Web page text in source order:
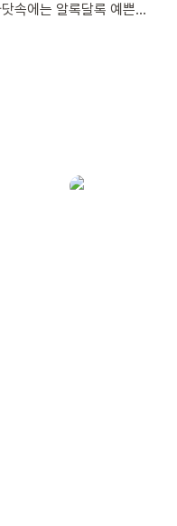
속에는 알록달록 예쁜
무 뜨거워져서 산호
책을 읽으면 우리